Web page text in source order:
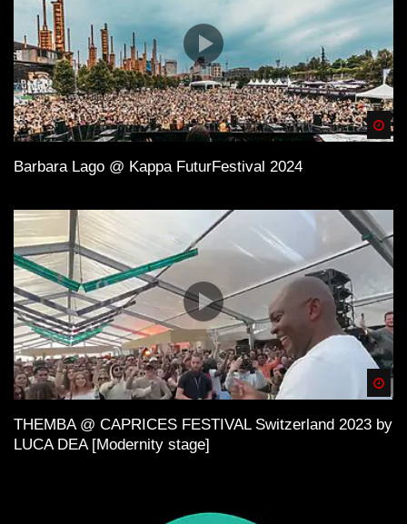
Barbara Lago @ Kappa FuturFestival 2024
THEMBA @ CAPRICES FESTIVAL Switzerland 2023 by
LUCA DEA [Modernity stage]